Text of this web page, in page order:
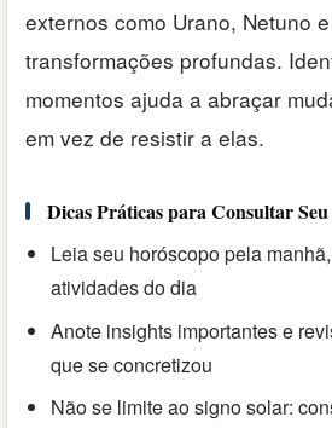
externos como Urano, Netuno
transformações profundas.
momentos ajuda a abraçar
em vez de resistir a elas.
Dicas Práticas para Consultar
Leia seu horóscopo pela
atividades do dia
Anote insights importantes e
que se concretizou
Não se limite ao signo solar: